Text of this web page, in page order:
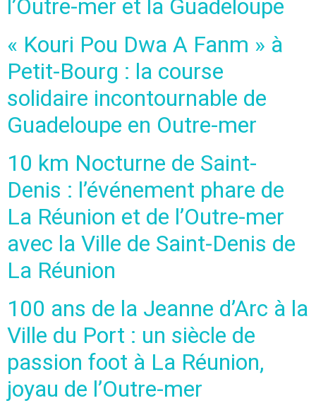
l’Outre-mer et la Guadeloupe
« Kouri Pou Dwa A Fanm » à
Petit-Bourg : la course
solidaire incontournable de
Guadeloupe en Outre-mer
10 km Nocturne de Saint-
Denis : l’événement phare de
La Réunion et de l’Outre-mer
avec la Ville de Saint-Denis de
La Réunion
100 ans de la Jeanne d’Arc à la
Ville du Port : un siècle de
passion foot à La Réunion,
joyau de l’Outre-mer